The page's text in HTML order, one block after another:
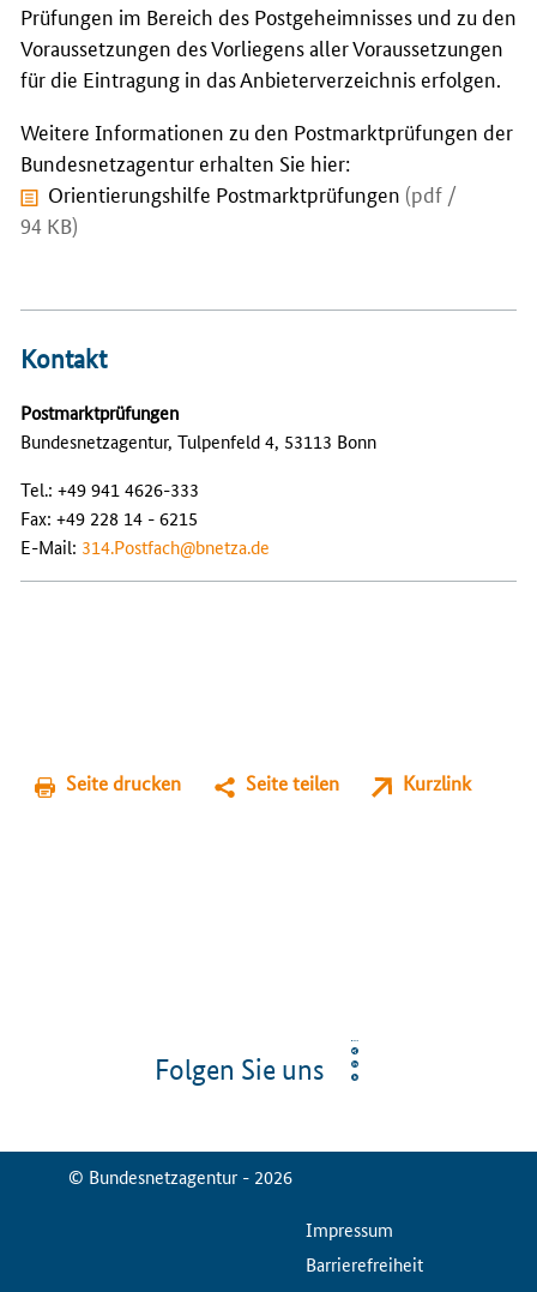
Prüfungen im Bereich des Postgeheimnisses und zu den
Voraussetzungen des Vorliegens aller Voraussetzungen
für die Eintragung in das Anbieterverzeichnis erfolgen.
Weitere Informationen zu den Postmarktprüfungen der
Bundesnetzagentur erhalten Sie hier:
Orientierungshilfe Postmarktprüfungen (pdf /
94 KB)
Kontakt
Postmarktprüfungen
Bundesnetzagentur, Tulpenfeld 4, 53113 Bonn
Tel.: +49 941 4626-333
Fax: +49 228 14 - 6215
E-Mail: 314.Postfach@bnetza.de
Seite drucken Seite teilen Kurzlink
Folgen Sie uns
© Bundesnetzagentur - 2026
ServiceMenuImpressum
Barrierefreiheit